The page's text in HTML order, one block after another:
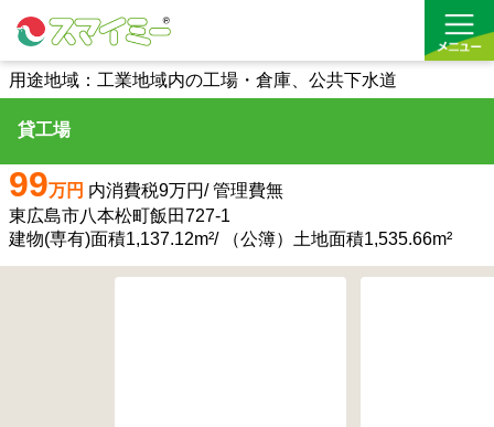
借りる
買う
お気に入り
用途地域：工業地域内の工場・倉庫、公共下水道
貸工場
99万円 内消費税9万円/ 管理費無
東広島市八本松町飯田727-1
建物(専有)面積1,137.12m²/ （公簿）土地面積1,535.66m²